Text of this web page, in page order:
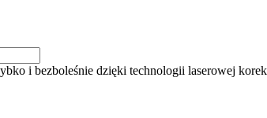
i bezboleśnie dzięki technologii laserowej